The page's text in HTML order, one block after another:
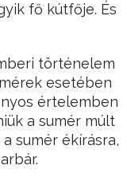
fő kútfője. És
történelem
esetében
értelemben
a sumér múlt
sumér ékírásra,